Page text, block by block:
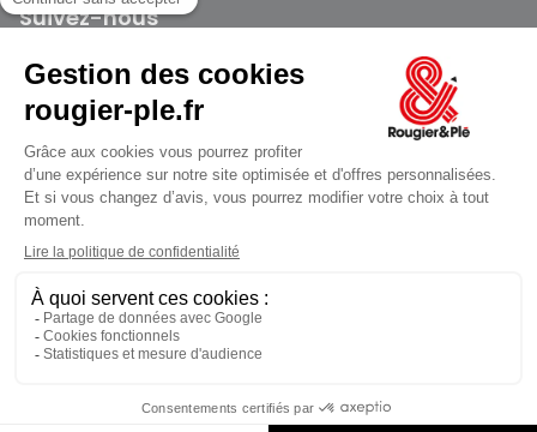
jusqu'au Lundi à 10:00
Suivez-nous
Rougier et Plé 2024 Copyright
Mentions légales
Conditions générales des ventes
Données personnelles
Paiement sécurisé